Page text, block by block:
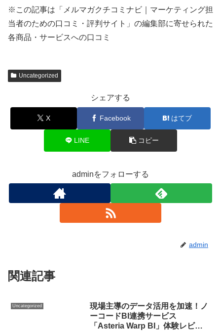
※この記事は「メルマガクチコミナビ｜マーケティング担
当者のための口コミ・評判サイト」の編集部に寄せられた
各商品・サービスへの口コミ
Uncategorized
シェアする
X Facebook はてブ
LINE コピー
adminをフォローする
admin
関連記事
Uncategorized
現場主導のデータ活用を加速！ノ
ーコードBI連携サービス
「Asteria Warp BI」体験レビュ